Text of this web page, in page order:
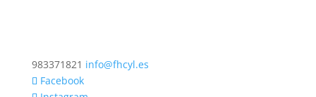
983371821 info@fhcyl.es
Facebook